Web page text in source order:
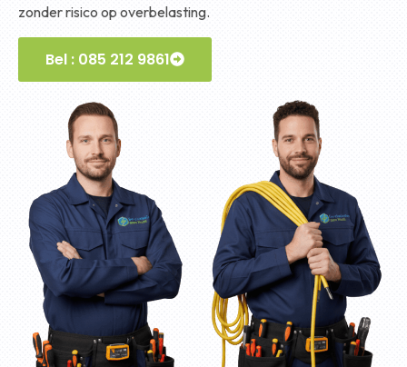
zonder risico op overbelasting.
Bel : 085 212 9861